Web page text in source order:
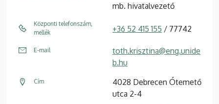
mb. hivatalvezető
Központi telefonszám,
mellék
+36 52 415 155 / 77742
E-mail
toth.krisztina@eng.unide
b.hu
Cím
4028 Debrecen Ótemető
utca 2-4